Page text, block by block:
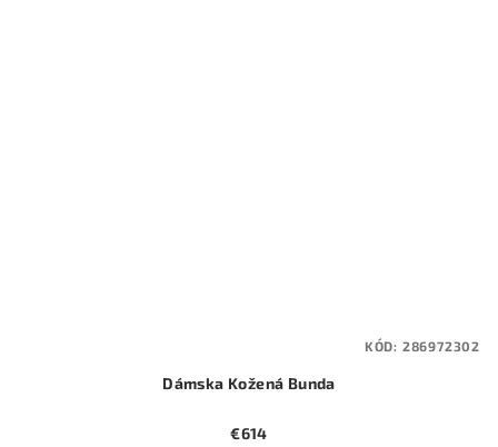
Dámska Kožená Bunda
€614
KÓD: 286972302